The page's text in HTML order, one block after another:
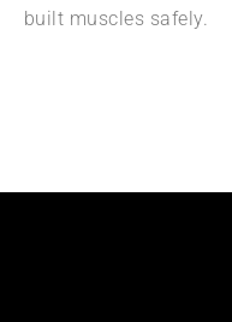
built muscles safely.